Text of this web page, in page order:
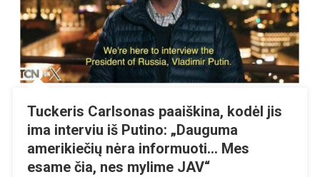
Tuckeris Carlsonas paaiškina, kodėl jis
ima interviu iš Putino: „Dauguma
amerikiečių nėra informuoti… Mes
esame čia, nes mylime JAV“